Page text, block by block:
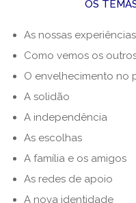
OS
As nossas
Como vemos os
O envelhecimento no
A solidão
A independência
As escolhas
A família e os amigos
As redes de apoio
A nova identidade